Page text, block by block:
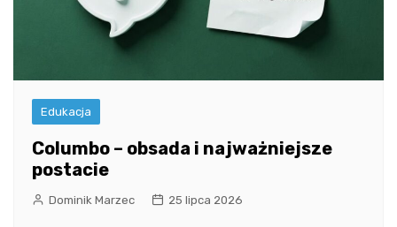
Edukacja
Columbo – obsada i najważniejsze
postacie
Dominik Marzec 25 lipca 2026